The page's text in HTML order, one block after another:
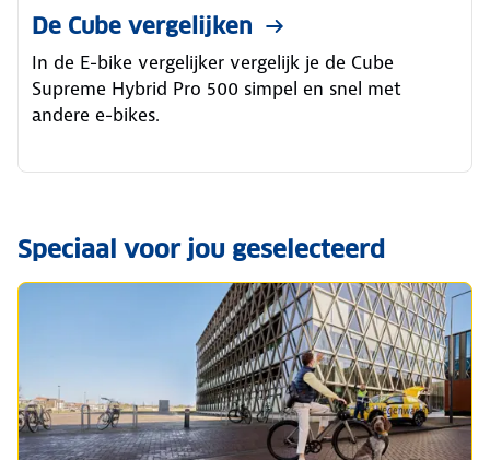
De Cube vergelijken
In de E-bike vergelijker vergelijk je de Cube
Supreme Hybrid Pro 500 simpel en snel met
andere e-bikes.
Speciaal voor jou geselecteerd